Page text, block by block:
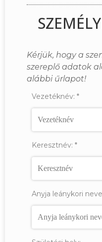
Kérjük, hogy a
szereplő adatok
alábbi űrlapot!
Vezetéknév: *
Keresztnév: *
Anyja leánykori